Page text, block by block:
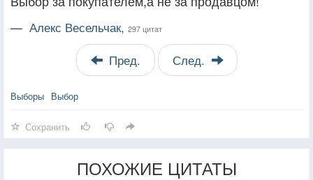
— Алекс Весельчак, 297 цитат
Пред. След.
Выборы Выбор
Сохранить
ПОХОЖИЕ ЦИТАТЫ